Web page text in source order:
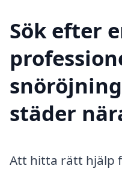
Sök efter
städer
Att hitta rätt hjälp